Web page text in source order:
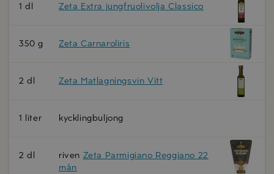
1 dl Zeta Extra jungfruolivolja Classico
350 g Zeta Carnaroliris
2 dl Zeta Matlagningsvin Vitt
1 liter kycklingbuljong
2 dl riven Zeta Parmigiano Reggiano 22
mån